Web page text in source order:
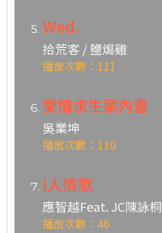
Wed.
拾荒客 / 鹽焗雞
播放次數：111
愛情求生案內書
吳業坤
播放次數：110
i人情歌
應智越Feat. JC陳詠桐
播放次數：46